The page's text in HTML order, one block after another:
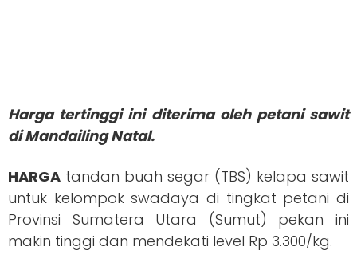
Harga tertinggi ini diterima oleh petani sawit
di Mandailing Natal.
HARGA tandan buah segar (TBS) kelapa sawit
untuk kelompok swadaya di tingkat petani di
Provinsi Sumatera Utara (Sumut) pekan ini
makin tinggi dan mendekati level Rp 3.300/kg.